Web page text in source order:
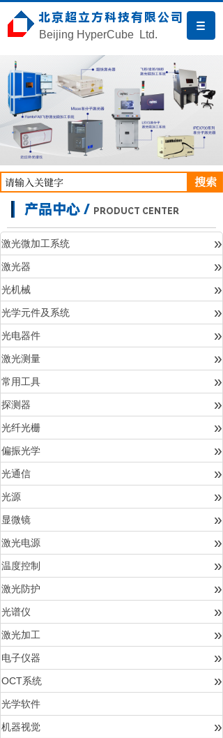
北京超立方科技有限公司
Beijing HyperCube Ltd.
搜索
产品中心 / PRODUCT CENTER
激光微加工系统 »
激光器 »
光机械 »
光学元件及系统 »
光电器件 »
激光测量 »
常用工具 »
探测器 »
光纤光栅 »
偏振光学 »
光通信 »
光源 »
显微镜 »
激光电源 »
温度控制 »
激光防护 »
光谱仪 »
激光加工 »
电子仪器 »
OCT系统 »
光学软件
机器视觉 »